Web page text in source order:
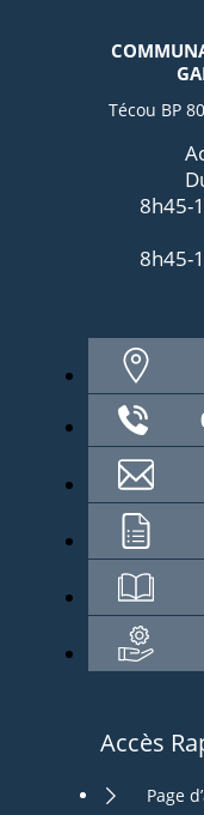
Técou BP
8h45-
8h45-
Accès
Page